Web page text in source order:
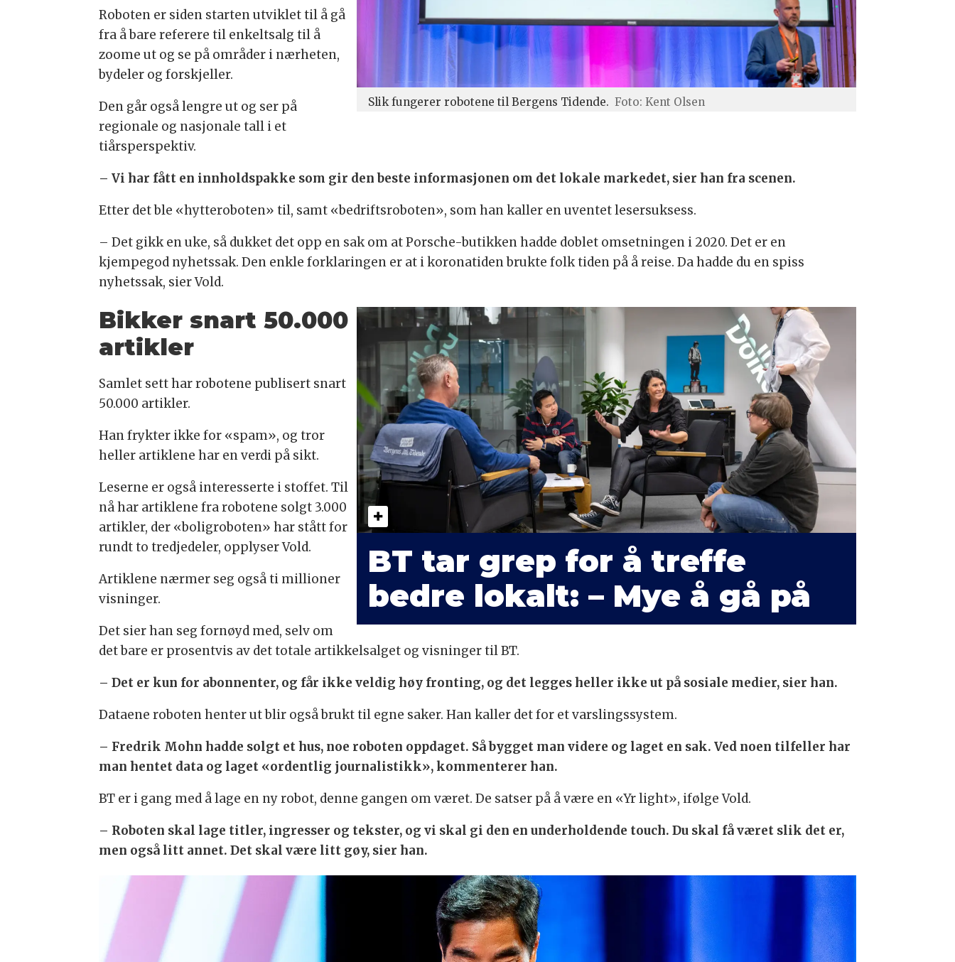
Slik fungerer robotene til Bergens Tidende. Foto: Kent Olsen
Roboten er siden starten utviklet til å gå
fra å bare referere til enkeltsalg til å
zoome ut og se på områder i nærheten,
bydeler og forskjeller.
Den går også lengre ut og ser på
regionale og nasjonale tall i et
tiårsperspektiv.
– Vi har fått en innholdspakke som gir den beste informasjonen om det lokale markedet, sier han fra scenen.
Etter det ble «hytteroboten» til, samt «bedriftsroboten», som han kaller en uventet lesersuksess.
– Det gikk en uke, så dukket det opp en sak om at Porsche-butikken hadde doblet omsetningen i 2020. Det er en
kjempegod nyhetssak. Den enkle forklaringen er at i koronatiden brukte folk tiden på å reise. Da hadde du en spiss
nyhetssak, sier Vold.
BT tar grep for å treffe
bedre lokalt: – Mye å gå på
Bikker snart 50.000
artikler
Samlet sett har robotene publisert snart
50.000 artikler.
Han frykter ikke for «spam», og tror
heller artiklene har en verdi på sikt.
Leserne er også interesserte i stoffet. Til
nå har artiklene fra robotene solgt 3.000
artikler, der «boligroboten» har stått for
rundt to tredjedeler, opplyser Vold.
Artiklene nærmer seg også ti millioner
visninger.
Det sier han seg fornøyd med, selv om
det bare er prosentvis av det totale artikkelsalget og visninger til BT.
– Det er kun for abonnenter, og får ikke veldig høy fronting, og det legges heller ikke ut på sosiale medier, sier han.
Dataene roboten henter ut blir også brukt til egne saker. Han kaller det for et varslingssystem.
– Fredrik Mohn hadde solgt et hus, noe roboten oppdaget. Så bygget man videre og laget en sak. Ved noen tilfeller har
man hentet data og laget «ordentlig journalistikk», kommenterer han.
BT er i gang med å lage en ny robot, denne gangen om været. De satser på å være en «Yr light», ifølge Vold.
– Roboten skal lage titler, ingresser og tekster, og vi skal gi den en underholdende touch. Du skal få været slik det er,
men også litt annet. Det skal være litt gøy, sier han.